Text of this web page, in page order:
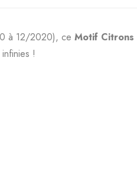
à 12/2020), ce Motif Citrons
!